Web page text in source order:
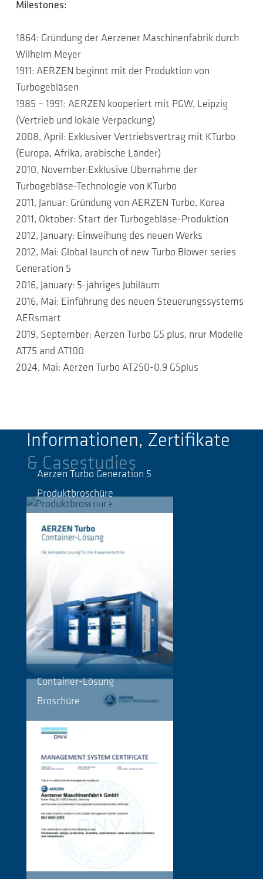
Milestones:
1864: Gründung der Aerzener Maschinenfabrik durch
Wilhelm Meyer
1911: AERZEN beginnt mit der Produktion von
Turbogebläsen
1985 – 1991: AERZEN kooperiert mit PGW, Leipzig
(Vertrieb und lokale Verpackung)
2008, April: Exklusiver Vertriebsvertrag mit KTurbo
(Europa, Afrika, arabische Länder)
2010, November:Exklusive Übernahme der
Turbogebläse-Technologie von KTurbo
2011, Januar: Gründung von AERZEN Turbo, Korea
2011, Oktober: Start der Turbogebläse-Produktion
2012, January: Einweihung des neuen Werks
2012, Mai: Global launch of new Turbo Blower series
Generation 5
2016, January: 5-jähriges Jubiläum
2016, Mai: Einführung des neuen Steuerungssystems
AERsmart
2019, September: Aerzen Turbo G5 plus, nrur Modelle
AT75 and AT100
2024, Mai: Aerzen Turbo AT250-0.9 G5plus
Informationen, Zertifikate
& Casestudies
Aerzen Turbo Generation 5
Produktbroschüre
Container-Lösung
Broschüre